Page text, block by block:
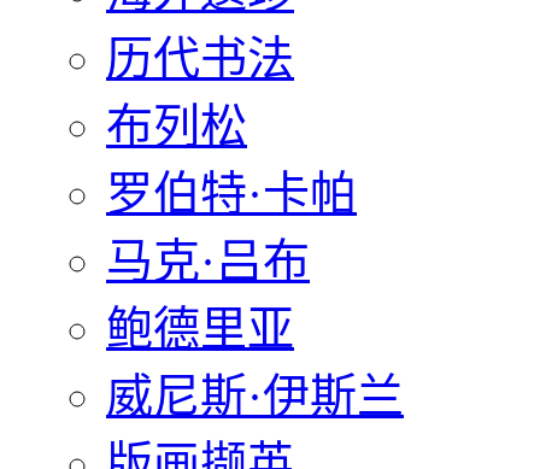
历代书法
布列松
罗伯特·卡帕
马克·吕布
鲍德里亚
威尼斯·伊斯兰